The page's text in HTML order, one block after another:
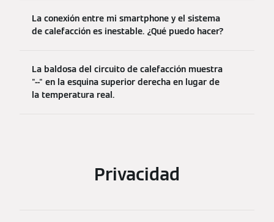
La conexión entre mi smartphone y el sistema
de calefacción es inestable. ¿Qué puedo hacer?
La baldosa del circuito de calefacción muestra
"--" en la esquina superior derecha en lugar de
la temperatura real.
Privacidad